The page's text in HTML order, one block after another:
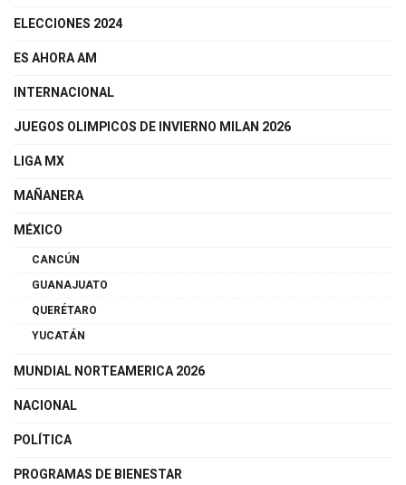
ELECCIONES 2024
ES AHORA AM
INTERNACIONAL
JUEGOS OLIMPICOS DE INVIERNO MILAN 2026
LIGA MX
MAÑANERA
MÉXICO
CANCÚN
GUANAJUATO
QUERÉTARO
YUCATÁN
MUNDIAL NORTEAMERICA 2026
NACIONAL
POLÍTICA
PROGRAMAS DE BIENESTAR